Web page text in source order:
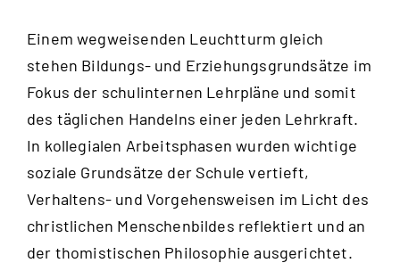
Einem wegweisenden Leuchtturm gleich
stehen Bildungs- und Erziehungsgrundsätze im
Fokus der schulinternen Lehrpläne und somit
des täglichen Handelns einer jeden Lehrkraft.
In kollegialen Arbeitsphasen wurden wichtige
soziale Grundsätze der Schule vertieft,
Verhaltens- und Vorgehensweisen im Licht des
christlichen Menschenbildes reflektiert und an
der thomistischen Philosophie ausgerichtet.